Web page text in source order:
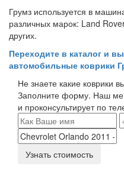
Грумз используется в
различных марок: Land
других.
Переходите в каталог и
автомобильные коврики
Не знаете какие коврики
Заполните форму. Наш
и проконсультирует по
Узнать стоимость